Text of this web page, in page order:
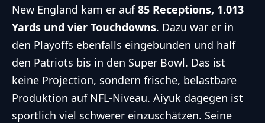
New England kam er auf85 Receptions, 1.013
Yards und vier Touchdowns. Dazu war er in
den Playoffs ebenfalls eingebunden und half
den Patriots bis in den Super Bowl. Das ist
keine Projection, sondern frische, belastbare
Produktion auf NFL-Niveau. Aiyuk dagegen ist
sportlich viel schwerer einzuschätzen. Seine